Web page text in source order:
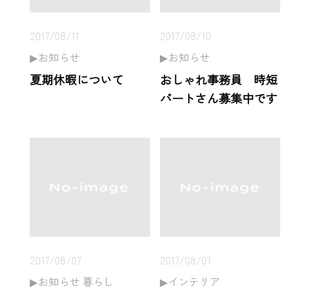
2017/08/11
お知らせ
夏期休暇について
2017/08/10
お知らせ
おしゃれ事務員 時短
パートさん募集中です
2017/08/07
お知らせ 暮らし
2017/08/01
インテリア